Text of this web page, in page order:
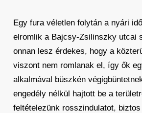
Egy fura véletlen folytán a nyári
elromlik a Bajcsy-Zsilinszky utcai
onnan lesz érdekes, hogy a
viszont nem romlanak el, így ők
alkalmával büszkén
engedély nélkül hajtott be a
feltételezünk rosszindulatot, biztos